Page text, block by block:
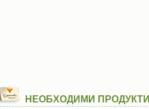
НЕОБХОДИМИ ПРОДУКТИ